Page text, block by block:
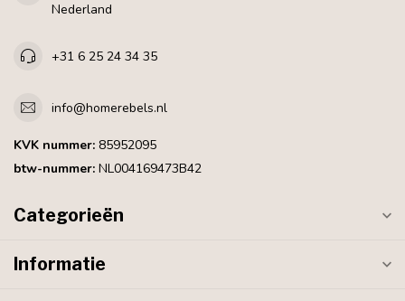
Nederland
+31 6 25 24 34 35
info@homerebels.nl
KVK nummer: 85952095
btw-nummer: NL004169473B42
Categorieën
Informatie